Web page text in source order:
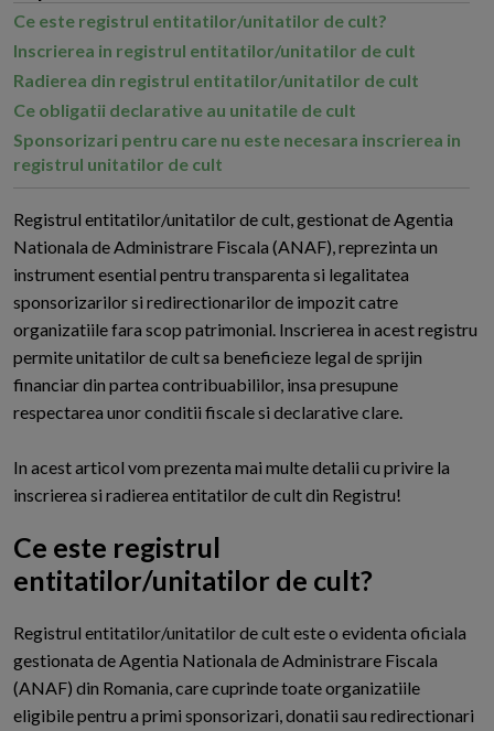
Ce este registrul entitatilor/unitatilor de cult?
Inscrierea in registrul entitatilor/unitatilor de cult
Radierea din registrul entitatilor/unitatilor de cult
Ce obligatii declarative au unitatile de cult
Sponsorizari pentru care nu este necesara inscrierea in
registrul unitatilor de cult
Registrul entitatilor/unitatilor de cult, gestionat de Agentia
Nationala de Administrare Fiscala (ANAF), reprezinta un
instrument esential pentru transparenta si legalitatea
sponsorizarilor si redirectionarilor de impozit catre
organizatiile fara scop patrimonial. Inscrierea in acest registru
permite unitatilor de cult sa beneficieze legal de sprijin
financiar din partea contribuabililor, insa presupune
respectarea unor conditii fiscale si declarative clare.
In acest articol vom prezenta mai multe detalii cu privire la
inscrierea si radierea entitatilor de cult din Registru!
Ce este registrul
entitatilor/unitatilor de cult?
Registrul entitatilor/unitatilor de cult este o evidenta oficiala
gestionata de Agentia Nationala de Administrare Fiscala
(ANAF) din Romania, care cuprinde toate organizatiile
eligibile pentru a primi sponsorizari, donatii sau redirectionari